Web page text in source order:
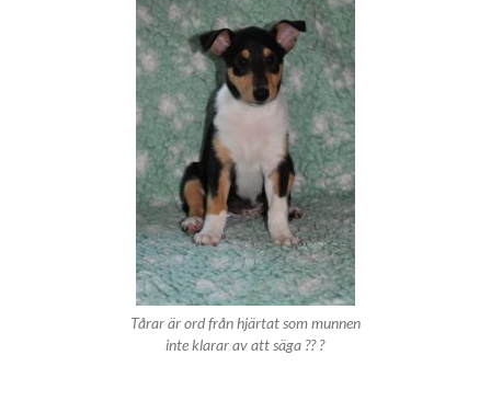
Tårar är ord från hjärtat som munnen
inte klarar av att säga ?? ?